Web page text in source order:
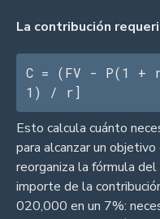
La contribución
C = (FV - P(1
1) / r]
Esto calcula cuánto
para alcanzar un
reorganiza la fórmula
importe de la
020,000 en un 7%: